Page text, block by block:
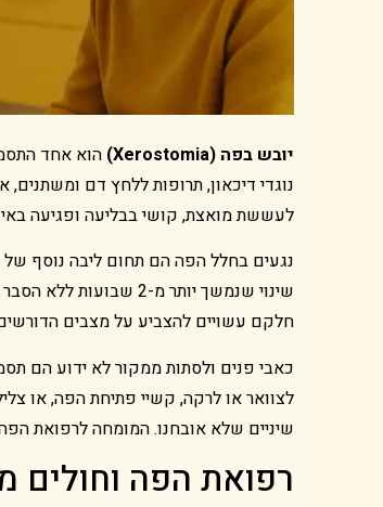
יובש בפה (Xerostomia)
הוא אחד
נוגדי דיכאון, תרופות ללחץ דם
לעששת מואצת, קושי בבליעה ופגיעה
נגעים בחלל הפה הם תחום ליבה נוסף של
שינוי שנמשך יותר מ-
חלקם עשויים להצביע על מצבים
כאבי פנים ולסתות ממקור לא ידוע הם
לצוואר או לרקה, קשיי פתיחת הפה, או
שיניים שלא אובחנו. המומחה לרפואת
רפואת הפה וחולים